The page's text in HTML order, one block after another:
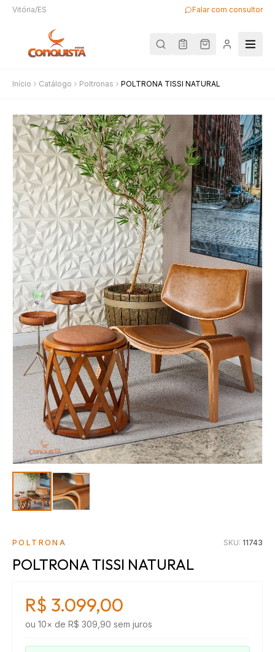
Vitória/ES Falar com consultor
Início Catálogo Poltronas POLTRONA TISSI NATURAL
POLTRONA SKU: 11743
POLTRONA TISSI NATURAL
R$ 3.099,00
ou 10× de R$ 309,90 sem juros